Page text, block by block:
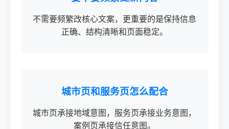
不需要频繁改核心文案，更重要的是保持信息
正确、结构清晰和页面稳定。
城市页和服务页怎么配合
城市页承接地域意图，服务页承接业务意图，
案例页承接信任意图。